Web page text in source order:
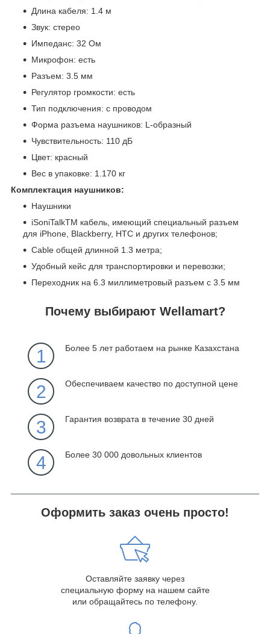
Длина кабеля: 1.4 м
Звук: стерео
Импеданс: 32 Ом
Микрофон: есть
Разъем: 3.5 мм
Регулятор громкости: есть
Тип подключения: с проводом
Форма разъема наушников: L-образный
Чувствительность: 110 дБ
Цвет: красный
Вес в упаковке: 1.170 кг
Комплектация наушников:
Наушники
iSoniTalkTM кабель, имеющий специальный разъем
для iPhone, Blackberry, HTC и других телефонов;
Cable общей длинной 1.3 метра;
Удобный кейс для транспортировки и перевозки;
Переходник на 6.3 миллиметровый разъем с 3.5 мм
Почему выбирают Wellamart?
1 Более 5 лет работаем на рынке Казахстана
2 Обеспечиваем качество по доступной цене
3 Гарантия возврата в течение 30 дней
4 Более 30 000 довольных клиентов
Оформить заказ очень просто!
Оставляйте заявку через
специальную форму на нашем сайте
или обращайтесь по телефону.